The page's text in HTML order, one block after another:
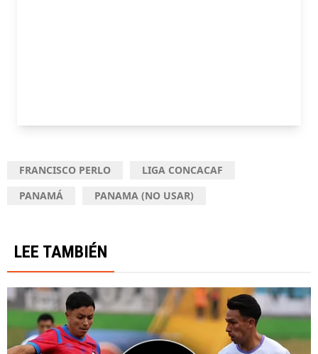
FRANCISCO PERLO
LIGA CONCACAF
PANAMÁ
PANAMA (NO USAR)
LEE TAMBIÉN